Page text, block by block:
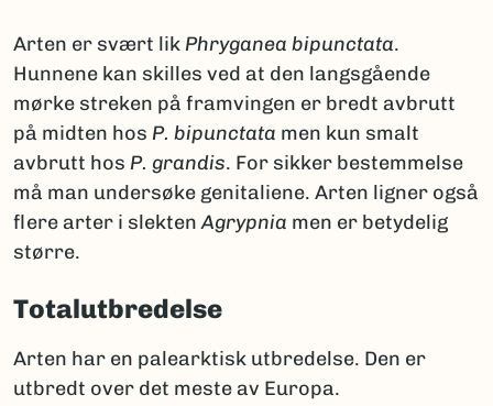
Arten er svært lik Phryganea bipunctata.
Hunnene kan skilles ved at den langsgående
mørke streken på framvingen er bredt avbrutt
på midten hos P. bipunctata men kun smalt
avbrutt hos P. grandis. For sikker bestemmelse
må man undersøke genitaliene. Arten ligner også
flere arter i slektenAgrypnia men er betydelig
større.
Totalutbredelse
Arten har en palearktisk utbredelse. Den er
utbredt over det meste av Europa.